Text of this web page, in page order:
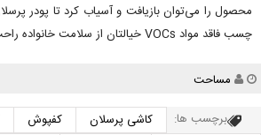
محصول را می‌توان بازیافت و آسیاب کرد تا پودر
چسب فاقد مواد VOCs خیالتان از سلامت خانواده راحت‌تر می‌شود.
نویسنده
مساحت
برچسب ها: کاشی پرسلان کفپوش